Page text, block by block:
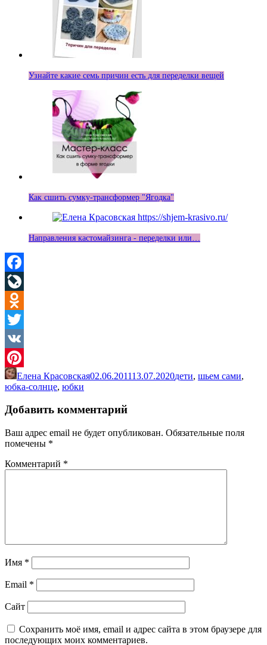
Узнайте какие семь причин есть для переделки вещей
Как сшить сумку-трансформер "Ягодка"
Направления кастомайзинга - переделки или…
Facebook
LiveJournal
Odnoklassniki
Twitter
VK
Pinterest
Елена Красовская02.06.201113.07.2020дети, шьем сами,
юбка-солнце, юбки
Добавить комментарий
Ваш адрес email не будет опубликован. Обязательные поля
помечены *
Комментарий *
Имя *
Email *
Сайт
Сохранить моё имя, email и адрес сайта в этом браузере для
последующих моих комментариев.